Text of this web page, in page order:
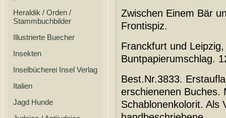
Heraldik / Orden /
Stammbuchbilder
Illustrierte Buecher
Insekten
Inselbücherei Insel Verlag
Italien
Jagd Hunde
Zwischen Einem Bär
Frontispiz.
Franckfurt und
Buntpapierumschlag.
Best.Nr.3833.
erschienenen Buches.
Schablonenkolorit. Als